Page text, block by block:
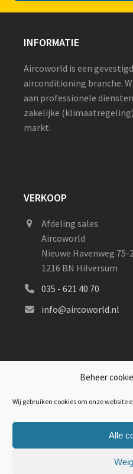
Beheer
Wij gebruiken cookies om onze website
Alle
INFORMATIE
Aircoworld is een
airconditioning branche.
aan professionele
zakelijke
markt.
VERKOOP
Afdeling sales
Aircoworld
Nieuwe Havenweg 75-2
1216 BN Hilversum
035 - 621 40 70
info@aircoworld.nl
onze actiepaginaof wij
hebben klaarstaan.